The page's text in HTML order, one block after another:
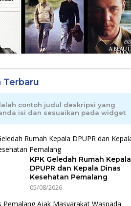
Terbaru
contoh judul deskripsi yang
isi dan sesuaikan pada widget
KPK Geledah Rumah Kepala
DPUPR dan Kepala Dinas
Kesehatan Pemalang
05/08/2026